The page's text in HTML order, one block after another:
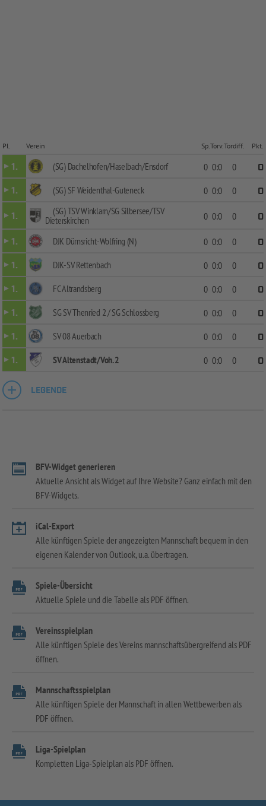
Pl. Verein Sp. Torv.Tordiff. Pkt.
1. (SG) Dachelhofen/Haselbach/Ensdorf 0 0:0 0
0
1.
(SG) SF Weidenthal-Guteneck 0 0:0 0
0
1.
(SG) TSV Winklarn/SG Silbersee/TSV
Dieterskirchen
0 0:0 0
0
1.
DJK Dürnsricht-Wolfring (N) 0 0:0 0
0
1.
DJK-SV Rettenbach 0 0:0 0
0
1.
FC Altrandsberg 0 0:0 0
0
1.
SG SV Thenried 2 / SG Schlossberg 0 0:0 0
0
1.
SV 08 Auerbach 0 0:0 0
0
1.
SV Altenstadt/Voh. 2 0 0:0 0 0
LEGENDE
BFV-Widget generieren
Aktuelle Ansicht als Widget auf Ihre Website? Ganz einfach mit den
BFV-Widgets.
iCal-Export
Alle künftigen Spiele der angezeigten Mannschaft bequem in den
eigenen Kalender von Outlook, u.a. übertragen.
Spiele-Übersicht
Aktuelle Spiele und die Tabelle als PDF öffnen.
Vereinsspielplan
Alle künftigen Spiele des Vereins mannschaftsübergreifend als PDF
öffnen.
Mannschaftsspielplan
Alle künftigen Spiele der Mannschaft in allen Wettbewerben als
PDF öffnen.
Liga-Spielplan
Kompletten Liga-Spielplan als PDF öffnen.